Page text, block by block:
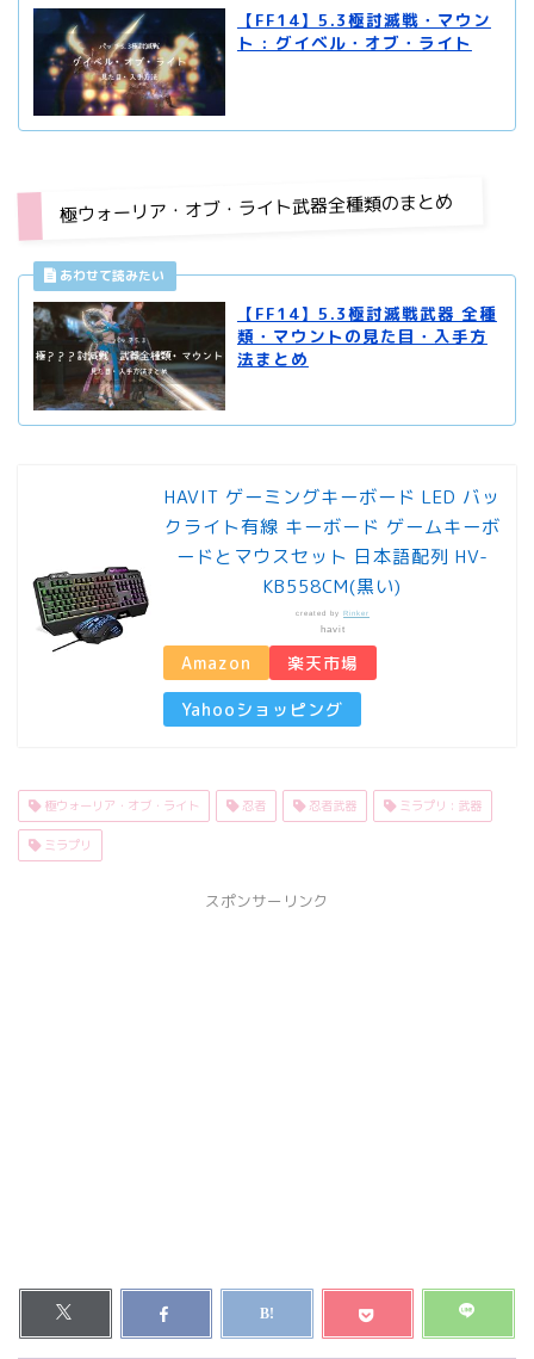
【FF14】5.3極討滅戦・マウン
ト : グイベル・オブ・ライト
極ウォーリア・オブ・ライト武器全種類のまとめ
【FF14】5.3極討滅戦武器 全種
類・マウントの見た目・入手方
法まとめ
HAVIT ゲーミングキーボード LED バッ
クライト有線 キーボード ゲームキーボ
ードとマウスセット 日本語配列 HV-
KB558CM(黒い)
created by Rinker
havit
Amazon 楽天市場
Yahooショッピング
極ウォーリア・オブ・ライト 忍者 忍者武器 ミラプリ : 武器
ミラプリ
スポンサーリンク